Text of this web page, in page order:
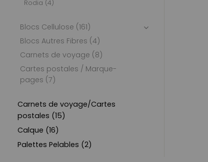
Rodia (4)
Blocs Cellulose (161)
Blocs Autres Fibres (4)
Carnets de voyage (8)
Cartes postales / Marque-
pages (7)
Carnets de voyage/Cartes
postales (15)
Calque (16)
Palettes Pelables (2)